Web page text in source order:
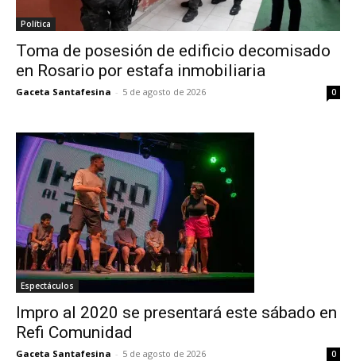
Política
Toma de posesión de edificio decomisado
en Rosario por estafa inmobiliaria
Gaceta Santafesina - 5 de agosto de 2026 0
Espectáculos
Impro al 2020 se presentará este sábado en
Refi Comunidad
Gaceta Santafesina - 5 de agosto de 2026 0